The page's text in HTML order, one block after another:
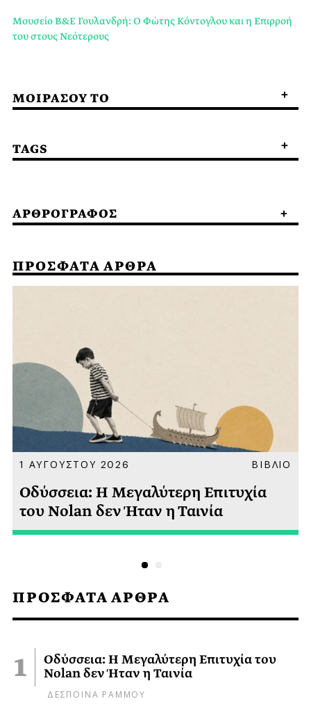
ΠΡΟΣΦΑΤΑ ΑΡΘΡΑ
Οδύσσεια: Η Μεγαλύτερη Επιτυχία του
Nolan δεν Ήταν η Ταινία
ΔΕΣΠΟΙΝΑ ΡΑΜΜΟΥ
Μουσείο Β&Ε Γουλανδρή: Ο Φώτης Κόντογλου και η Επιρροή
του στους Νεότερους
ΜΟΙΡΑΣΟΥ ΤΟ
TAGS
ΑΡΘΡΟΓΡΑΦΟΣ
ΠΡΟΣΦΑΤΑ ΑΡΘΡΑ
1 ΑΥΓΟΥΣΤΟΥ 2026 ΒΙΒΛΙΟ
Οδύσσεια: Η Μεγαλύτερη Επιτυχία
του Nolan δεν Ήταν η Ταινία